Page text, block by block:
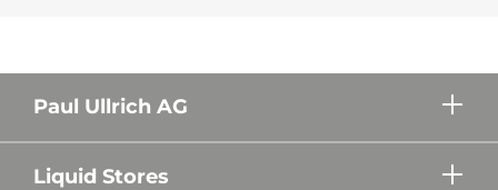
Paul Ullrich AG
Liquid Stores